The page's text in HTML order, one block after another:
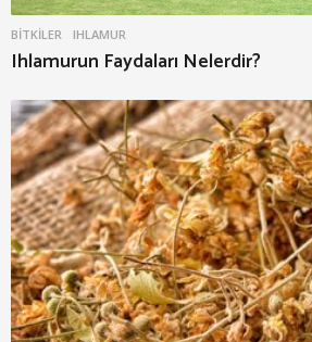
BITKILER IHLAMUR
Ihlamurun Faydaları Nelerdir?